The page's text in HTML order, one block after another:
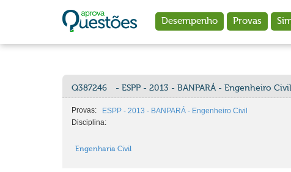
Desempenho Provas
Q387246 - ESPP - 2013 - BANPARÁ - Engenheiro Civil
Provas:
ESPP - 2013 - BANPARÁ - Engenheiro Civil
Disciplina:
Engenharia Civil